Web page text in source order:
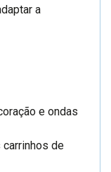
a
e ondas
carrinhos de